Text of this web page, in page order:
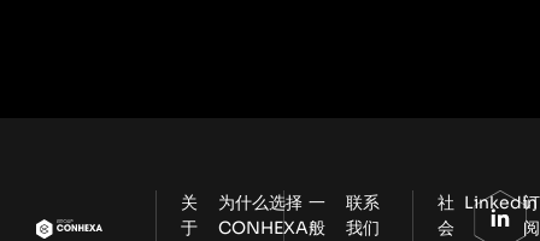
关
于
为什么选择
CONHEXA
一
般
联系
我们
社
会
LinkedIn
订
阅